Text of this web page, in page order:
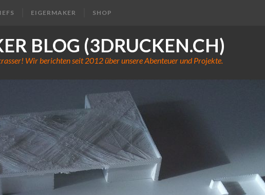
EIGERMAKER SHOP
BLOG (3DRUCKEN.CH)
Wir berichten seit 2012 über unsere Abenteuer und Projekte.